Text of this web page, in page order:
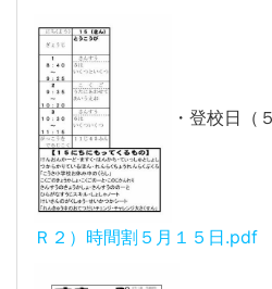
・登校日（
Ｒ２）時間割５月１５日.pdf